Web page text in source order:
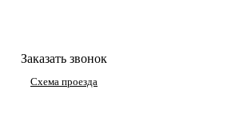
Заказать звонок
Схема проезда